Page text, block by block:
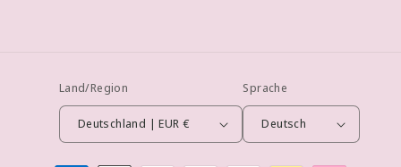
Land/Region
Deutschland | EUR €
Sprache
Deutsch